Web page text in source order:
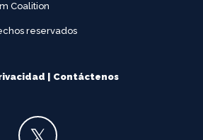
Coalition
reservados
Contáctenos